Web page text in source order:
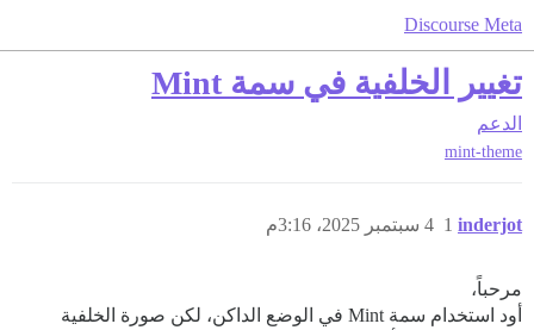
Discourse Meta
تغيير الخلفية في سمة Mint
الدعم
mint-theme
inderjot 4 سبتمبر 2025، 3:16م 1
مرحباً،
أود استخدام سمة Mint في الوضع الداكن، لكن صورة الخلفية